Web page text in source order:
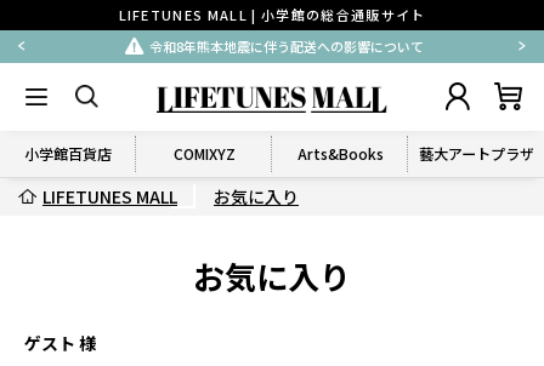
LIFETUNES MALL | 小学館の総合通販サイト
令和8年熊本地震に伴う配送への影響について
小学館百貨店 COMIXYZ Arts&Books 藝大アートプラザ
LIFETUNES MALL お気に入り
お気に入り
ゲスト 様